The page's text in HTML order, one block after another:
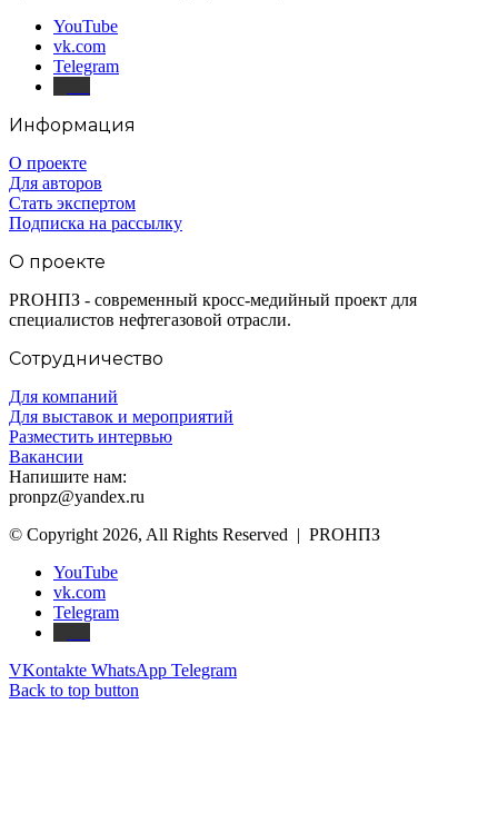
YouTube
vk.com
Telegram
Информация
О проекте
Для авторов
Стать экспертом
Подписка на рассылку
О проекте
PROНПЗ - современный кросс-медийный проект для
специалистов нефтегазовой отрасли.
Сотрудничество
Для компаний
Для выставок и мероприятий
Разместить интервью
Вакансии
Напишите нам:
pronpz@yandex.ru
© Copyright 2026, All Rights Reserved | PROНПЗ
YouTube
vk.com
Telegram
VKontakte WhatsApp Telegram
Back to top button